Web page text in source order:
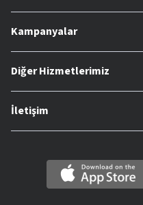
Kampanyalar
Diğer Hizmetlerimiz
İletişim